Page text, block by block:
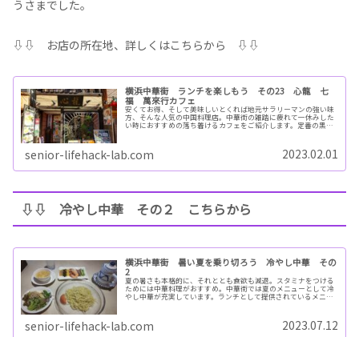
うさまでした。
⇩⇩ お店の所在地、詳しくはこちらから ⇩⇩
横浜中華街 ランチを楽しもう その23 心龍 七
福 萬來行カフェ
安くてお得、そして美味しいとくれば地元サラリーマンの強い味
方、そんな人気の中国料理店。中華街の雑踏に疲れて一休みした
い時におすすめの落ち着けるカフェをご紹介します。定番の黒酢
senior-lifehack-lab.com 2023.02.01
⇩⇩ 冷やし中華 その２ こちらから
横浜中華街 暑い夏を乗り切ろう 冷やし中華 その
2
夏の暑さも本格的に、それととも食欲も減退。スタミナをつける
ためには中華料理がおすすめ。中華街では夏のメニューとして冷
やし中華が充実しています。ランチとして提供されているメニュ
senior-lifehack-lab.com 2023.07.12